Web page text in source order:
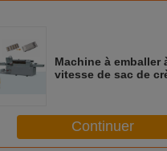
Machine à emballer
vitesse de sac de
Continuer